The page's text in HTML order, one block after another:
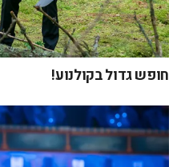
חופש גדול בקולנוע!